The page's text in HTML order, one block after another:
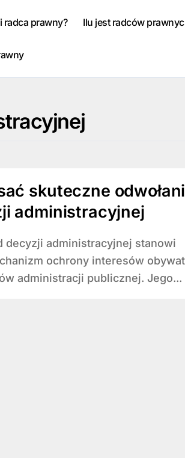
radca prawny? Ilu jest radców
skuteczne
administracyjnej
ochrony interesów
administracji publicznej. Jego...